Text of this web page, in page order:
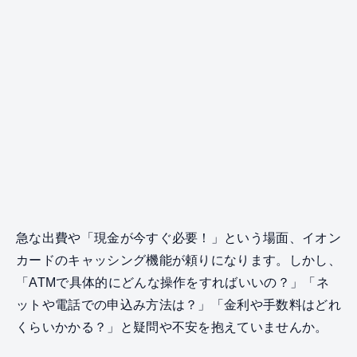
急な出費や「現金が今すぐ必要！」という場面、イオン
カードのキャッシング機能が頼りになります。しかし、
「ATMで具体的にどんな操作をすればいいの？」「ネ
ットや電話での申込み方法は？」「金利や手数料はどれ
くらいかかる？」と疑問や不安を抱えていませんか。